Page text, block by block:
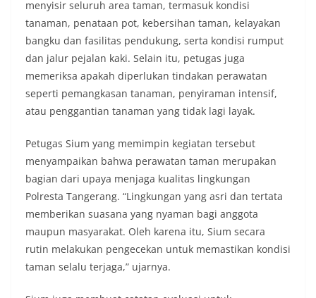
menyisir seluruh area taman, termasuk kondisi
tanaman, penataan pot, kebersihan taman, kelayakan
bangku dan fasilitas pendukung, serta kondisi rumput
dan jalur pejalan kaki. Selain itu, petugas juga
memeriksa apakah diperlukan tindakan perawatan
seperti pemangkasan tanaman, penyiraman intensif,
atau penggantian tanaman yang tidak lagi layak.
Petugas Sium yang memimpin kegiatan tersebut
menyampaikan bahwa perawatan taman merupakan
bagian dari upaya menjaga kualitas lingkungan
Polresta Tangerang. “Lingkungan yang asri dan tertata
memberikan suasana yang nyaman bagi anggota
maupun masyarakat. Oleh karena itu, Sium secara
rutin melakukan pengecekan untuk memastikan kondisi
taman selalu terjaga,” ujarnya.